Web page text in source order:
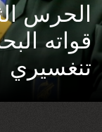
الحرس
قواته
تنغسيري